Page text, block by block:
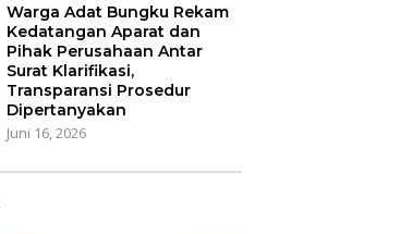
Warga Adat Bungku Rekam
Kedatangan Aparat dan
Pihak Perusahaan Antar
Surat Klarifikasi,
Transparansi Prosedur
Dipertanyakan
Juni 16, 2026